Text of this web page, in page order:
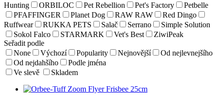
Hunting
ORBILOC Pet Rebellion Pet's Factory
Petbelle
PFAFFINGER
Planet Dog RAW RAW
Red Dingo
Ruffwear
RUKKA PETS Salač Serrano
Simple Solution
Sokol Falco
STARMARK Vet's Best
ZiwiPeak
Seřadit podle
None
Výchozí Popularity Nejnovější
Od nejlevnejšího
Od nejdahšího
Podle jména
Ve slevě
Skladem